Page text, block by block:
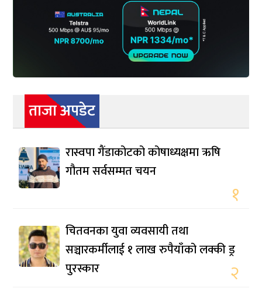
ताजा अपडेट
रास्वपा गैंडाकोटको कोषाध्यक्षमा ऋषि
गौतम सर्वसम्मत चयन
१
चितवनका युवा व्यवसायी तथा
सञ्चारकर्मीलाई १ लाख रुपैयाँको लक्की ड्र
पुरस्कार
२